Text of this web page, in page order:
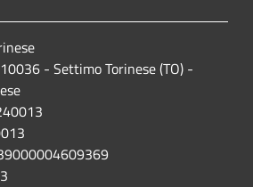
- Settimo Torinese (TO) -